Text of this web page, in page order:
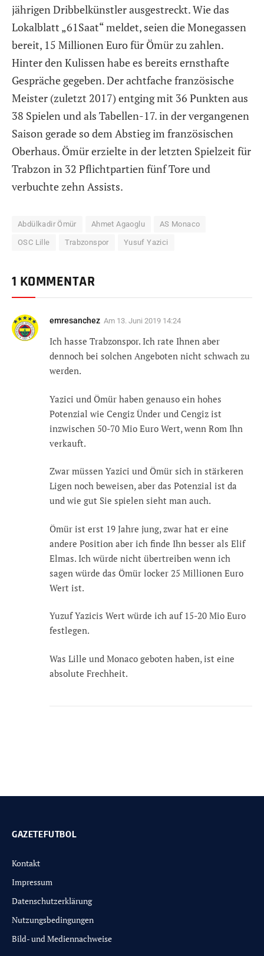
jährigen Dribbelkünstler ausgestreckt. Wie das
Lokalblatt „61Saat“ meldet, seien die Monegassen
bereit, 15 Millionen Euro für Ömür zu zahlen.
Hinter den Kulissen habe es bereits ernsthafte
Gespräche gegeben. Der achtfache französische
Meister (zuletzt 2017) entging mit 36 Punkten aus
38 Spielen und als Tabellen-17. in der vergangenen
Saison gerade so dem Abstieg im französischen
Oberhaus. Ömür erzielte in der letzten Spielzeit für
Trabzon in 32 Pflichtpartien fünf Tore und
verbuchte zehn Assists.
Abdülkadir Ömür Ahmet Agaoglu AS Monaco
OSC Lille Trabzonspor Yusuf Yazici
1 KOMMENTAR
emresanchez Am 13. Juni 2019 14:24
Ich hasse Trabzonspor. Ich rate Ihnen aber
dennoch bei solchen Angeboten nicht schwach zu
werden.
Yazici und Ömür haben genauso ein hohes
Potenzial wie Cengiz Ünder und Cengiz ist
inzwischen 50-70 Mio Euro Wert, wenn Rom Ihn
verkauft.
Zwar müssen Yazici und Ömür sich in stärkeren
Ligen noch beweisen, aber das Potenzial ist da
und wie gut Sie spielen sieht man auch.
Ömür ist erst 19 Jahre jung, zwar hat er eine
andere Position aber ich finde Ihn besser als Elif
Elmas. Ich würde nicht übertreiben wenn ich
sagen würde das Ömür locker 25 Millionen Euro
Wert ist.
Yuzuf Yazicis Wert würde ich auf 15-20 Mio Euro
festlegen.
Was Lille und Monaco geboten haben, ist eine
absolute Frechheit.
GAZETEFUTBOL
Kontakt
Impressum
Datenschutzerklärung
Nutzungsbedingungen
Bild- und Mediennachweise